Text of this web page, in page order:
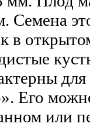
Семена
в
для
Его
или